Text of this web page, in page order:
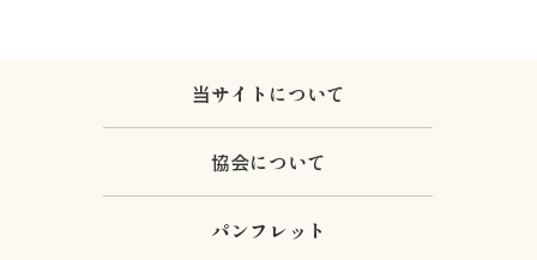
当サイトについて
協会について
パンフレット